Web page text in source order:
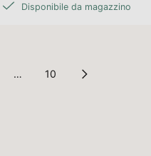
Disponibile da magazzino
… 10